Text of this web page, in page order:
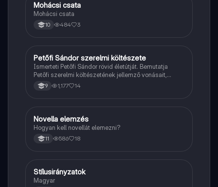
Magyar
Mohácsi csata
Mohácsi csata
10 484 3
Magyar
Petőfi Sándor szerelmi költészete
Ismerteti Petőfi Sándor rövid életútját. Bemutatja
Petőfi szerelmi költészetének jellemző vonásait,
vereseinek ihletőit és külön kitér a hitvesi
költészetére.
9 1,177 14
Magyar
Novella elemzés
Hogyan kell novellát elemezni?
11 586 18
Magyar
Stílusirányzatok
Magyar